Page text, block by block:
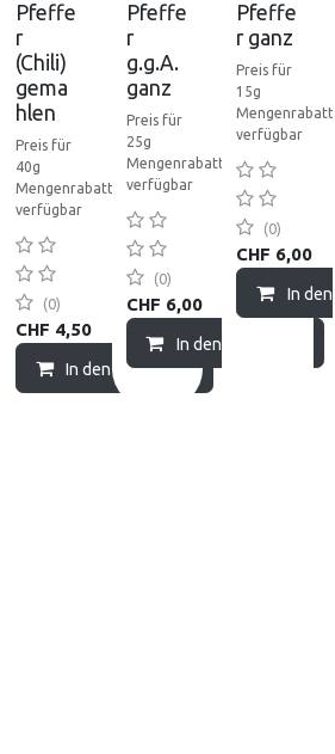
Pfeffe
r
(Chili)
gema
hlen
Preis für
40g
Mengenrabatte
verfügbar
(0)
CHF 4,50
In den Warenkorb
Pfeffe
r
g.g.A.
ganz
Preis für
25g
Mengenrabatte
verfügbar
(0)
CHF 6,00
In den Warenkorb
Pfeffe
r ganz
Preis für
15g
Mengenrabatte
verfügbar
(0)
CHF 6,00
In